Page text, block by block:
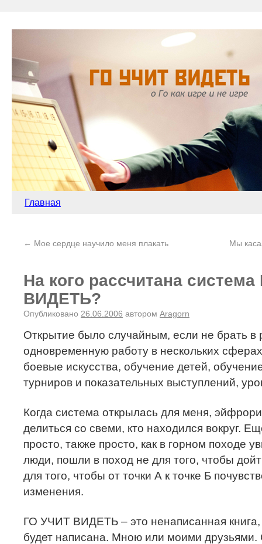
Главная
← Мое сердце научило меня плакать Мы
На кого рассчитана
ВИДЕТЬ?
Опубликовано 26.06.2006 автором Aragorn
Открытие было случайным, если не брать в
одновременную работу в нескольких
боевые искусства, обучение детей,
турниров и показательных выступлений,
Когда система открылась для меня,
делиться со свеми, кто находился вокруг.
просто, также просто, как в горном походе
люди, пошли в поход не для того, чтобы
для того, чтобы от точки А к точке Б
изменения.
ГО УЧИТ ВИДЕТЬ – это ненаписанная книга,
будет написана. Мною или моими друзьями.